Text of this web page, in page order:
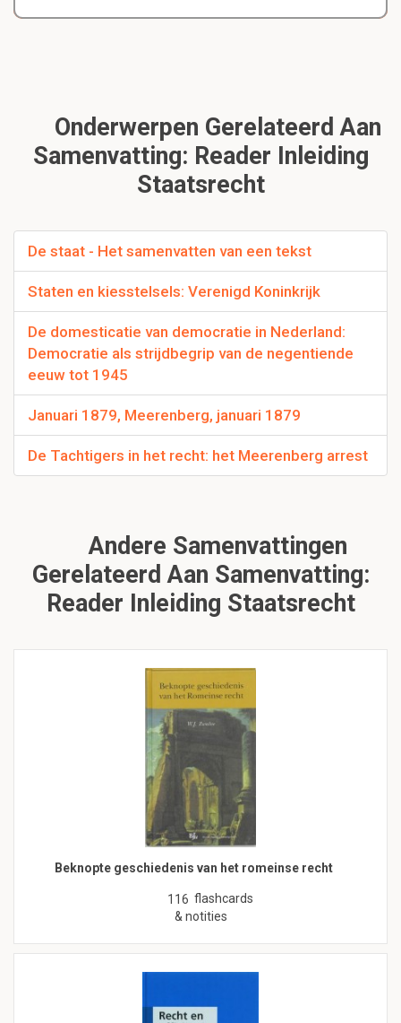
Onderwerpen Gerelateerd Aan
Samenvatting: Reader Inleiding
Staatsrecht
De staat - Het samenvatten van een tekst
Staten en kiesstelsels: Verenigd Koninkrijk
De domesticatie van democratie in Nederland:
Democratie als strijdbegrip van de negentiende
eeuw tot 1945
Januari 1879, Meerenberg, januari 1879
De Tachtigers in het recht: het Meerenberg arrest
Andere Samenvattingen
Gerelateerd Aan Samenvatting:
Reader Inleiding Staatsrecht
Beknopte geschiedenis van het romeinse recht
116 flashcards
& notities